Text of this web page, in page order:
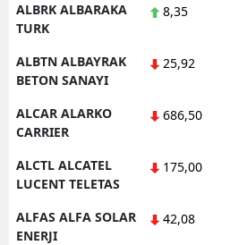
ALBRK ALBARAKA
TURK
8,35
ALBTN ALBAYRAK
BETON SANAYI
25,92
ALCAR ALARKO
CARRIER
686,50
ALCTL ALCATEL
LUCENT TELETAS
175,00
ALFAS ALFA SOLAR
ENERJI
42,08